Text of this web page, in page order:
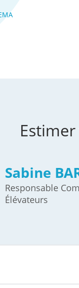
Estimer
Sabine
Responsable
Élévateurs